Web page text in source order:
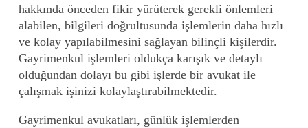
hakkında önceden fikir yürüterek gerekli önlemleri
alabilen, bilgileri doğrultusunda işlemlerin daha hızlı
ve kolay yapılabilmesini sağlayan bilinçli kişilerdir.
Gayrimenkul işlemleri oldukça karışık ve detaylı
olduğundan dolayı bu gibi işlerde bir avukat ile
çalışmak işinizi kolaylaştırabilmektedir.
Gayrimenkul avukatları, günlük işlemlerden